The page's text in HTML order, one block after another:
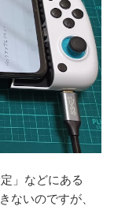
」などにある
ないのですが、